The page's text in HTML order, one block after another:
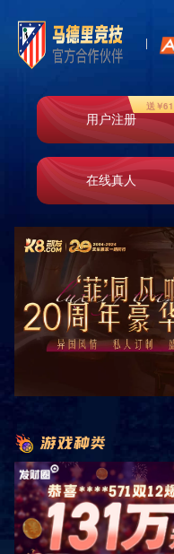
玻纤系列